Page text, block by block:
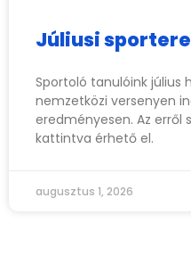
Júliusi
Sportoló tanulóink július
nemzetközi versenyen
eredményesen. Az erről
kattintva érhető el.
augusztus 1, 2026